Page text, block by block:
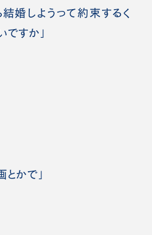
婚しようって約束するく
ですか」
とかで」